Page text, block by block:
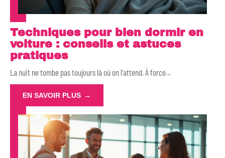
Techniques pour bien dormir en
voiture : conseils et astuces
pratiques
La nuit ne tombe pas toujours là où on l'attend. À force…
EN SAVOIR PLUS